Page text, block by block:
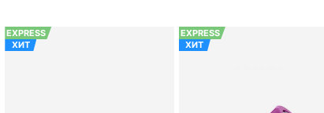
EXPRESS
ХИТ
EXPRESS
ХИТ